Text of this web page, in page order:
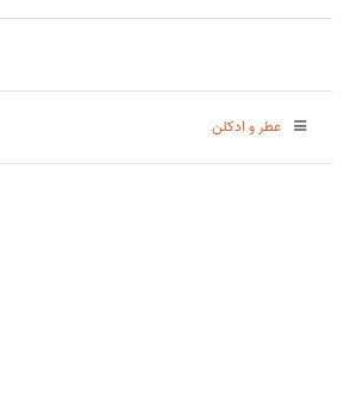
عطر و ادکلن